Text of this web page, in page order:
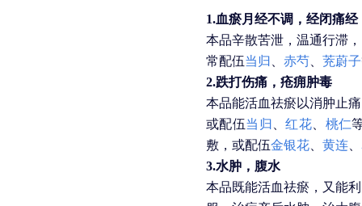
1.血瘀月经不调，经闭痛
本品辛散苦泄，温通行滞
常配伍当归 赤芍 茺蔚子
2.跌打伤痛，疮痈肿毒
本品能活血祛瘀以消肿止
或配伍当归 、红花 桃仁
敷，或配伍金银花 黄连
3.水肿，腹水
本品既能活血祛瘀，又能